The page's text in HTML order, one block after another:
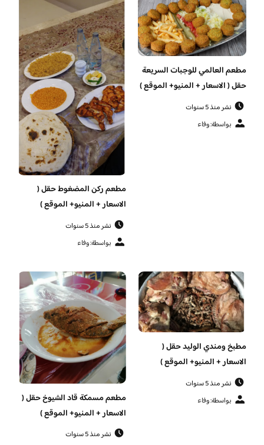
مطعم العالمي للوجبات السريعة
حقل ( الاسعار + المنيو+ الموقع )
نشر منذ 5 سنوات
بواسطة: وفاء
مطعم ركن المضغوط حقل (
الاسعار + المنيو+ الموقع )
نشر منذ 5 سنوات
بواسطة: وفاء
مطبخ ومندي الوليد حقل (
الاسعار + المنيو+ الموقع )
نشر منذ 5 سنوات
بواسطة: وفاء
مطعم مسمكة قاد الشيوخ حقل (
الاسعار + المنيو+ الموقع )
نشر منذ 5 سنوات